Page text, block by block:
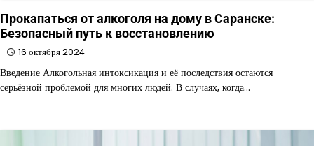
Прокапаться от алкоголя на дому в Саранске:
Безопасный путь к восстановлению
16 октября 2024
Введение Алкогольная интоксикация и её последствия остаются
серьёзной проблемой для многих людей. В случаях, когда…